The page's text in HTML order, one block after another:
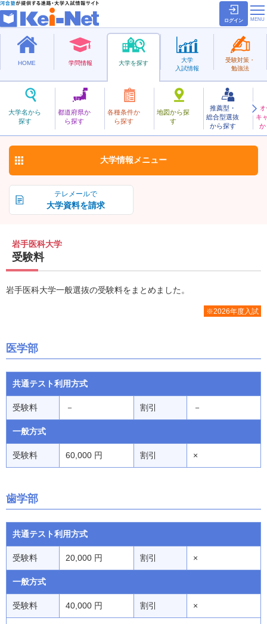
ログイン
HOME 学問情報 大学を探す
大学名から
探す
都道府県か
ら探す
各種条件か
ら探す
地図から探
す
推薦型・
総合型選抜
から探す
キ
か
大学
入試情報
受験対策・
勉強法
私立
いわていか
岩手医科大学 お気に入り
テレメールで
大学資料を請求
大学情報 メニュー
岩手医科大学
受験料
岩手医科大学一般選抜の受験料をまとめました。
※2026年度入試
医学部
共通テスト利用方式
受験料 － 割引 －
一般方式
受験料 60,000 円 割引 ×
歯学部
共通テスト利用方式
受験料 20,000 円 割引 ×
一般方式
受験料 40,000 円 割引 ×